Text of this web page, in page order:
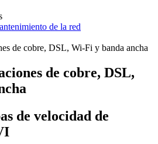
de la red
de cobre, DSL, Wi-Fi y banda ancha
de cobre, DSL,
de velocidad de